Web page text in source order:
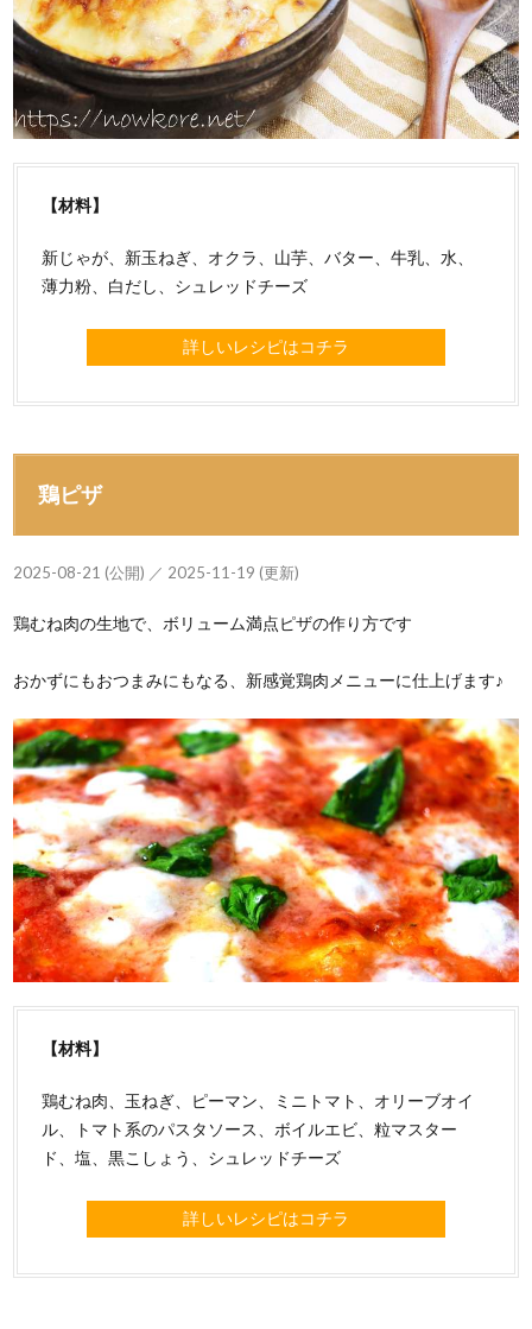
【材料】
新じゃが、新玉ねぎ、オクラ、山芋、バター、牛乳、水、
薄力粉、白だし、シュレッドチーズ
詳しいレシピはコチラ
鶏ピザ
2025-08-21 (公開) ／ 2025-11-19 (更新)
鶏むね肉の生地で、ボリューム満点ピザの作り方です
おかずにもおつまみにもなる、新感覚鶏肉メニューに仕上げます♪
【材料】
鶏むね肉、玉ねぎ、ピーマン、ミニトマト、オリーブオイ
ル、トマト系のパスタソース、ボイルエビ、粒マスター
ド、塩、黒こしょう、シュレッドチーズ
詳しいレシピはコチラ